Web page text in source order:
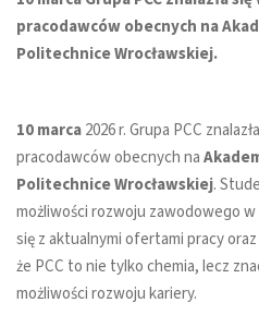
pracodawców obecnych na
Politechnice Wrocławskiej.
10 marca 2026 r. Grupa PCC
pracodawców obecnych na
Politechnice Wrocławskiej.
możliwości rozwoju zawodowego
się z aktualnymi ofertami pracy
że PCC to nie tylko chemia, lecz
możliwości rozwoju kariery.